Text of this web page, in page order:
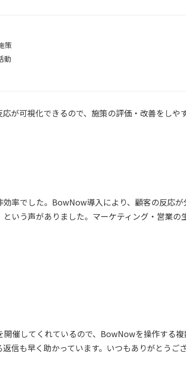
策
動
が可視化できるので、施策の評価・改善をしや
率でした。BowNow導入により、顧客の反応が
いう声がありました。マーケティング・営業の
催してくれているので、BowNowを操作する複
信も早く助かっています。いつもありがとうご